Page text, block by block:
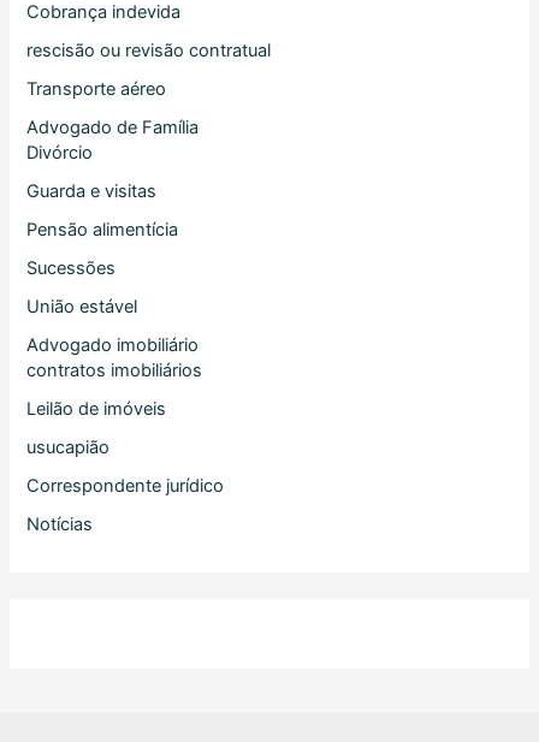
Cobrança indevida
rescisão ou revisão contratual
Transporte aéreo
Advogado de Família
Divórcio
Guarda e visitas
Pensão alimentícia
Sucessões
União estável
Advogado imobiliário
contratos imobiliários
Leilão de imóveis
usucapião
Correspondente jurídico
Notícias